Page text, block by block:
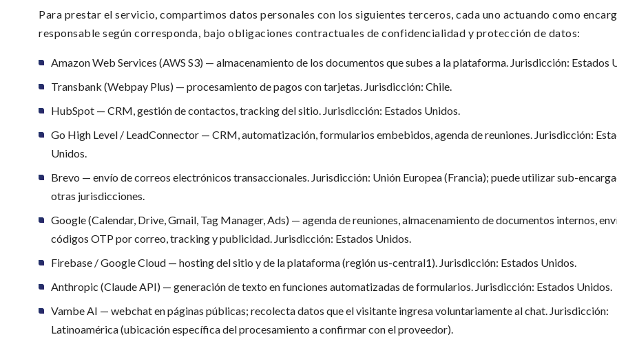
Para prestar el servicio, compartimos datos personales con los siguientes terceros, cada uno actuando como
responsable según corresponda, bajo obligaciones contractuales de confidencialidad y protección de datos:
Amazon Web Services (AWS S3) — almacenamiento de los documentos que subes a la plataforma. Jurisdicción: Estados
Transbank (Webpay Plus) — procesamiento de pagos con tarjetas. Jurisdicción: Chile.
HubSpot — CRM, gestión de contactos, tracking del sitio. Jurisdicción: Estados Unidos.
Go High Level / LeadConnector — CRM, automatización, formularios embebidos, agenda de reuniones. Jurisdicción:
Unidos.
Brevo — envío de correos electrónicos transaccionales. Jurisdicción: Unión Europea (Francia); puede utilizar sub-
otras jurisdicciones.
Google (Calendar, Drive, Gmail, Tag Manager, Ads) — agenda de reuniones, almacenamiento de documentos internos,
códigos OTP por correo, tracking y publicidad. Jurisdicción: Estados Unidos.
Firebase / Google Cloud — hosting del sitio y de la plataforma (región us-central1). Jurisdicción: Estados Unidos.
Anthropic (Claude API) — generación de texto en funciones automatizadas de formularios. Jurisdicción: Estados Unidos.
Vambe AI — webchat en páginas públicas; recolecta datos que el visitante ingresa voluntariamente al chat. Jurisdicción:
Latinoamérica (ubicación específica del procesamiento a confirmar con el proveedor).